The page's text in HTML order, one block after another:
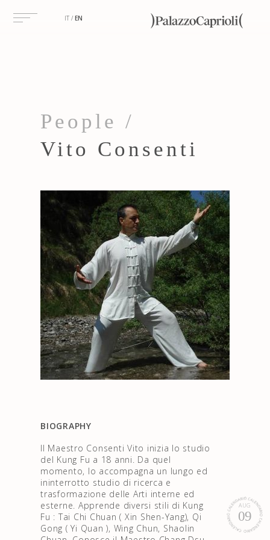
People /
Vito Consenti
BIOGRAPHY
Il Maestro Consenti Vito inizia lo studio
del Kung Fu a 18 anni. Da quel
momento, lo accompagna un lungo ed
ininterrotto studio di ricerca e
trasformazione delle Arti interne ed
esterne. Apprende diversi stili di Kung
Fu : Tai Chi Chuan ( Xin Shen-Yang), Qi
Gong ( Yi Quan ), Wing Chun, Shaolin
IT EN
AUG
09